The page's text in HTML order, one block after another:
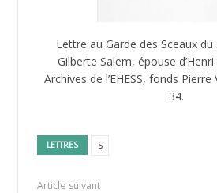
Lettre au Garde des Sceaux
Gilberte Salem, épouse
Archives de l’EHESS, fonds
34.
LETTRES S
Article suivant